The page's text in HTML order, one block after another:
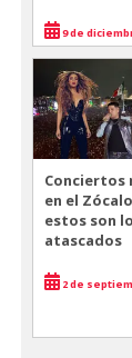
9 de
Conciertos
en el
estos son
atascados
2 de